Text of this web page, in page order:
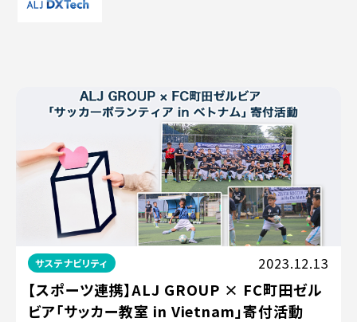
サステナビリティ 2023.12.13
【スポーツ連携】ALJ GROUP × FC町田ゼル
ビア「サッカー教室 in Vietnam」寄付活動